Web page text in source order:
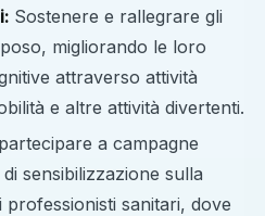
Sostenere e rallegrare gli
migliorando le loro
attraverso attività
e altre attività divertenti.
partecipare a campagne
sensibilizzazione sulla
professionisti sanitari, dove